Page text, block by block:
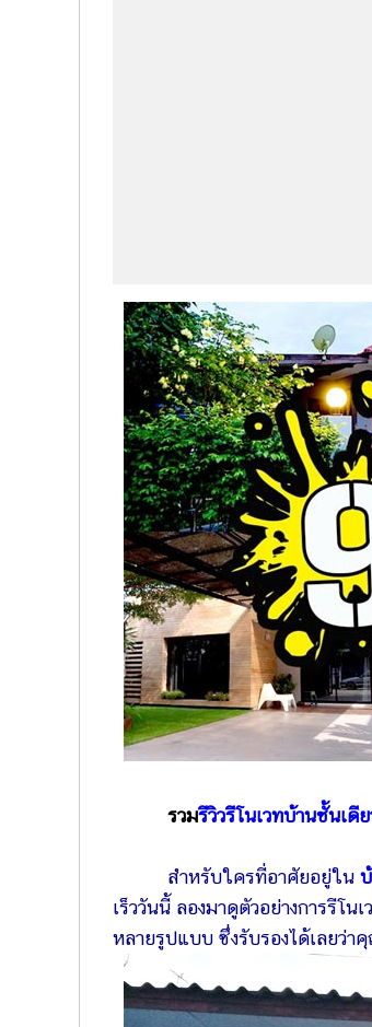
รวมรีวิวรีโนเวทบ้านชั้นเดี
สำหรับใครที่อาศัยอยู่ใน
เร็ววันนี้ ลองมาดูตัวอย่างการรีโ
หลายรูปแบบ ซึ่งรับรองได้เลยว่า